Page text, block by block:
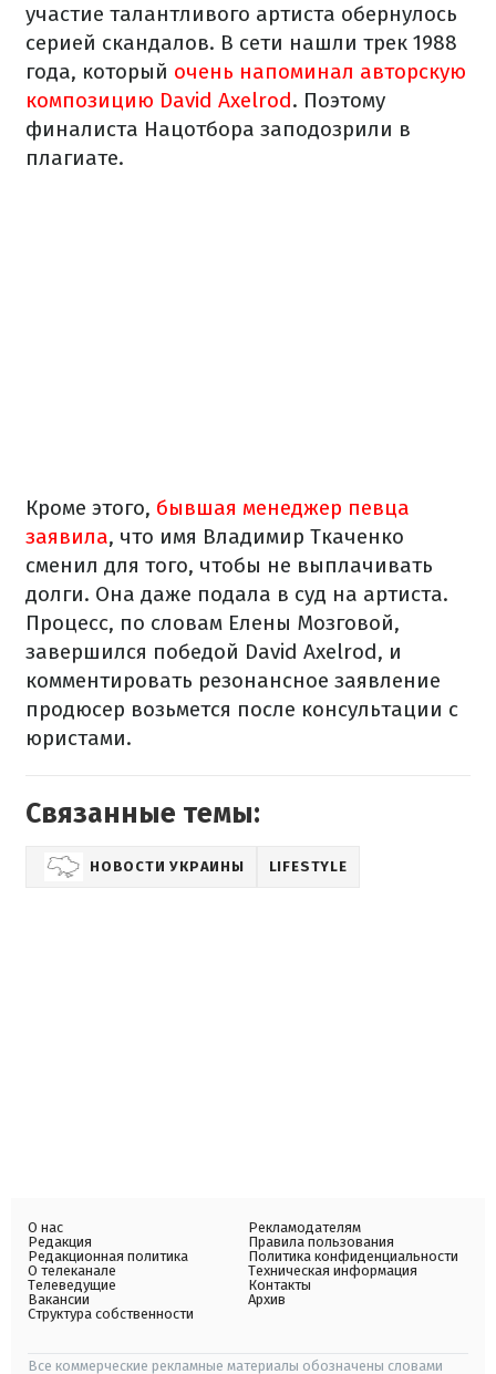
участие талантливого артиста обернулось
серией скандалов. В сети нашли трек 1988
года, который очень напоминал авторскую
композицию David Axelrod. Поэтому
финалиста Нацотбора заподозрили в
плагиате.
Кроме этого, бывшая менеджер певца
заявила, что имя Владимир Ткаченко
сменил для того, чтобы не выплачивать
долги. Она даже подала в суд на артиста.
Процесс, по словам Елены Мозговой,
завершился победой David Axelrod, и
комментировать резонансное заявление
продюсер возьмется после консультации с
юристами.
Связанные темы:
НОВОСТИ УКРАИНЫ LIFESTYLE
О нас
Редакция
Редакционная политика
О телеканале
Телеведущие
Вакансии
Структура собственности
Рекламодателям
Правила пользования
Политика конфиденциальности
Техническая информация
Контакты
Архив
Все коммерческие рекламные материалы обозначены словами